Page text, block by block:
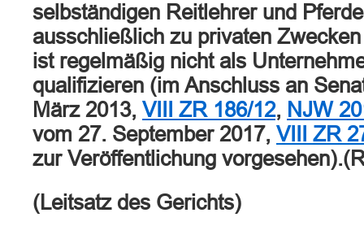
selbständigen Reitlehrer und
ausschließlich zu privaten
ist regelmäßig nicht als
qualifizieren (im Anschluss an
März 2013, VIII ZR 186/12, NJW
vom 27. September 2017, VIII ZR
zur Veröffentlichung
(Leitsatz des Gerichts)